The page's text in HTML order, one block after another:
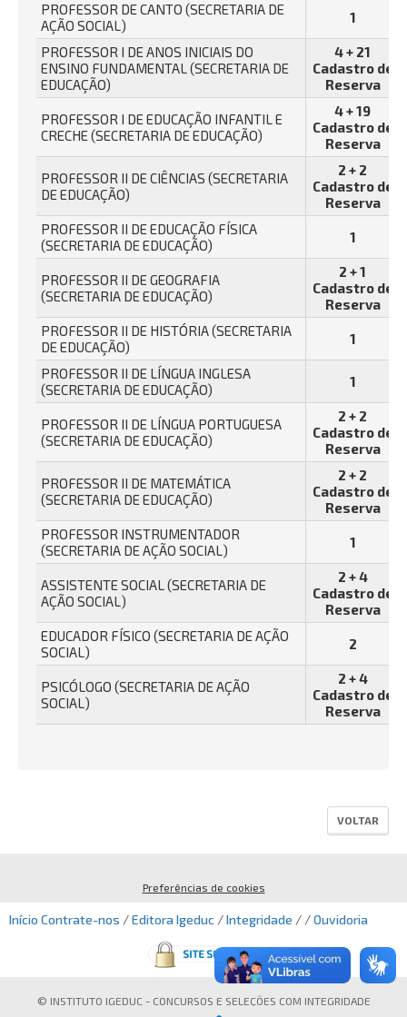
PROFESSOR DE CANTO (SECRETARIA DE
AÇÃO SOCIAL)
1
PROFESSOR I DE ANOS INICIAIS DO
ENSINO FUNDAMENTAL (SECRETARIA DE
EDUCAÇÃO)
4 + 21
Cadastro de
Reserva
PROFESSOR I DE EDUCAÇÃO INFANTIL E
CRECHE (SECRETARIA DE EDUCAÇÃO)
4 + 19
Cadastro de
Reserva
PROFESSOR II DE CIÊNCIAS (SECRETARIA
DE EDUCAÇÃO)
2 + 2
Cadastro de
Reserva
PROFESSOR II DE EDUCAÇÃO FÍSICA
(SECRETARIA DE EDUCAÇÃO)
1
PROFESSOR II DE GEOGRAFIA
(SECRETARIA DE EDUCAÇÃO)
2 + 1
Cadastro de
Reserva
PROFESSOR II DE HISTÓRIA (SECRETARIA
DE EDUCAÇÃO)
1
PROFESSOR II DE LÍNGUA INGLESA
(SECRETARIA DE EDUCAÇÃO)
1
PROFESSOR II DE LÍNGUA PORTUGUESA
(SECRETARIA DE EDUCAÇÃO)
2 + 2
Cadastro de
Reserva
PROFESSOR II DE MATEMÁTICA
(SECRETARIA DE EDUCAÇÃO)
2 + 2
Cadastro de
Reserva
PROFESSOR INSTRUMENTADOR
(SECRETARIA DE AÇÃO SOCIAL)
1
ASSISTENTE SOCIAL (SECRETARIA DE
AÇÃO SOCIAL)
2 + 4
Cadastro de
Reserva
EDUCADOR FÍSICO (SECRETARIA DE AÇÃO
SOCIAL)
2
PSICÓLOGO (SECRETARIA DE AÇÃO
SOCIAL)
2 + 4
Cadastro de
Reserva
VOLTAR
Preferências de cookies
Início Contrate-nos /Editora Igeduc /Integridade / /Ouvidoria
© INSTITUTO IGEDUC - CONCURSOS E SELEÇÕES COM INTEGRIDADE